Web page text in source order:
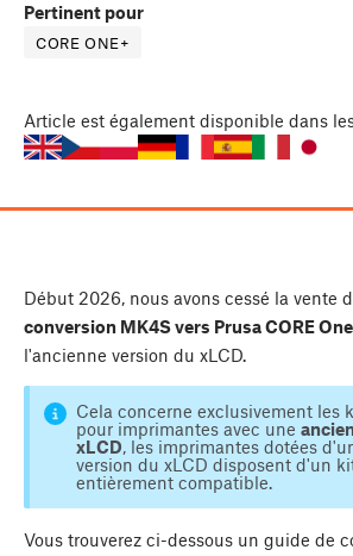
Pertinent pour
CORE ONE+
Article est également disponible dans
Début 2026, nous avons cessé la vente
conversion MK4S vers Prusa CORE
l'ancienne version du xLCD.
Cela concerne exclusivement les
pour imprimantes avec une
xLCD, les imprimantes dotées
version du xLCD disposent d'un
entièrement compatible.
Vous trouverez ci-dessous un guide de